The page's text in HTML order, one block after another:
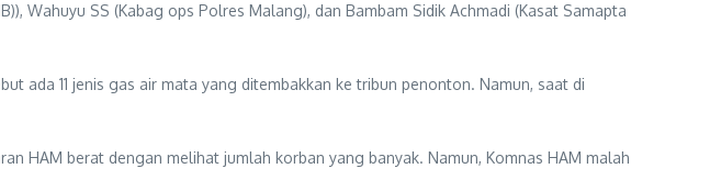
Wahuyu SS (Kabag ops Polres Malang), dan Bambam Sidik Achmadi (Kasat Samapta
ada 11 jenis gas air mata yang ditembakkan ke tribun penonton. Namun, saat di
HAM berat dengan melihat jumlah korban yang banyak. Namun, Komnas HAM malah